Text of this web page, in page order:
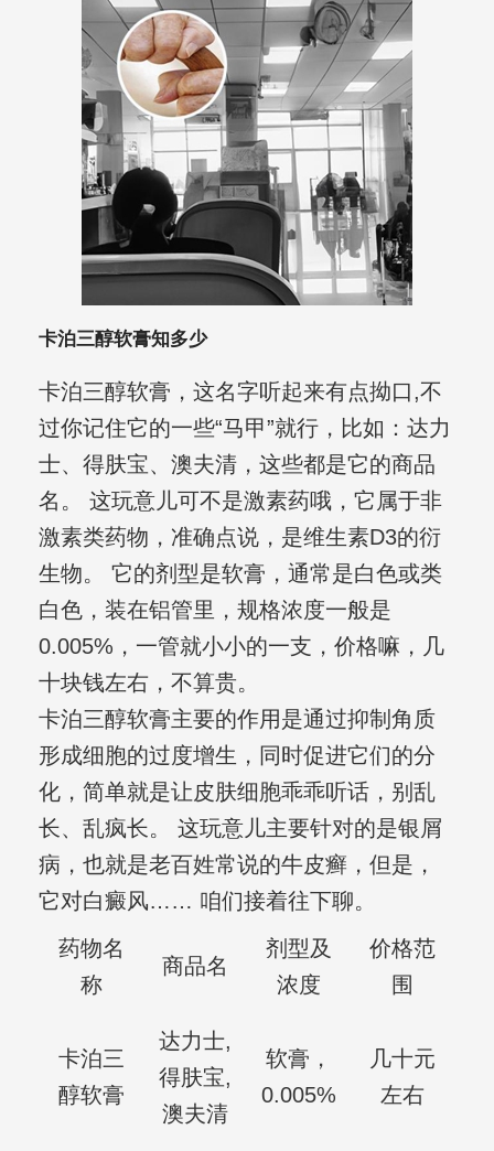
卡泊三醇软膏知多少
卡泊三醇软膏，这名字听起来有点拗口,不
过你记住它的一些“马甲”就行，比如：达力
士、得肤宝、澳夫清，这些都是它的商品
名。 这玩意儿可不是激素药哦，它属于非
激素类药物，准确点说，是维生素D3的衍
生物。 它的剂型是软膏，通常是白色或类
白色，装在铝管里，规格浓度一般是
0.005%，一管就小小的一支，价格嘛，几
十块钱左右，不算贵。
卡泊三醇软膏主要的作用是通过抑制角质
形成细胞的过度增生，同时促进它们的分
化，简单就是让皮肤细胞乖乖听话，别乱
长、乱疯长。 这玩意儿主要针对的是银屑
病，也就是老百姓常说的牛皮癣，但是，
它对白癜风…… 咱们接着往下聊。
药物名
称
商品名
剂型及
浓度
价格范
围
卡泊三
醇软膏
达力士,
得肤宝,
澳夫清
软膏，
0.005%
几十元
左右